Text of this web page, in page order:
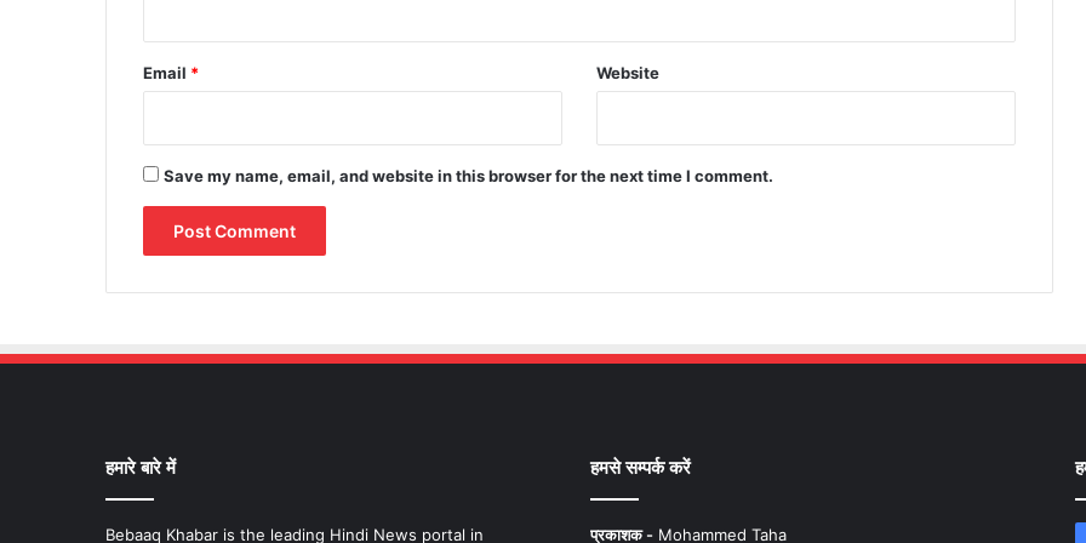
Email * Website
Save my name, email, and website in this browser for the next time I comment.
हमारे बारे में
Bebaaq Khabar is the leading Hindi News portal in
हमसे सम्पर्क करें
प्रकाशक -Mohammed Taha